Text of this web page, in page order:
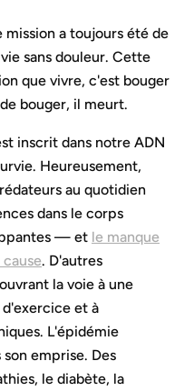
a toujours été de
sans douleur. Cette
que vivre, c'est bouger
bouger, il meurt.
inscrit dans notre ADN
Heureusement,
au quotidien
dans le corps
— et le manque
. D'autres
la voie à une
d'exercice et à
L'épidémie
emprise. Des
le diabète, la